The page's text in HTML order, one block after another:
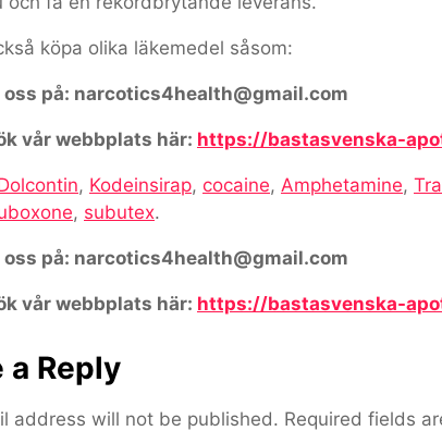
köpa olika läkemedel såsom:
oss på: narcotics4health@gmail.com
vår webbplats här: https://bastasvenska-
, Kodeinsirap, cocaine, Amphetamine,
, subutex.
oss på: narcotics4health@gmail.com
vår webbplats här: https://bastasvenska-
a Reply
address will not be published. Required fields